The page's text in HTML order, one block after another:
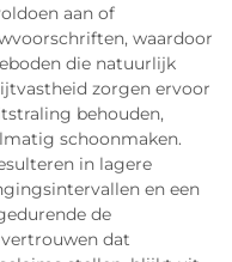
aan of
waardoor
die natuurlijk
zorgen ervoor
behouden,
schoonmaken.
in lagere
en een
de
dat